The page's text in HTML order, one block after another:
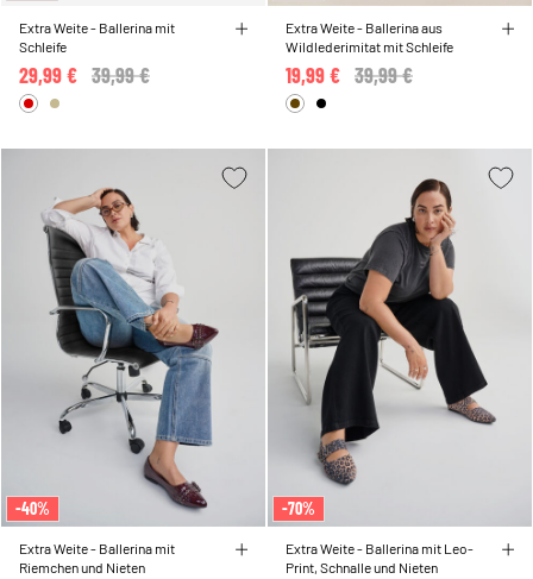
Extra Weite - Ballerina mit
Schleife
Price reduced from
39,99 €
29,99 €
Extra Weite - Ballerina aus
Wildlederimitat mit Schleife
Price reduced from
39,99 €
19,99 €
-40%
Extra Weite - Ballerina mit
Riemchen und Nieten
-70%
Extra Weite - Ballerina mit Leo-
Print, Schnalle und Nieten